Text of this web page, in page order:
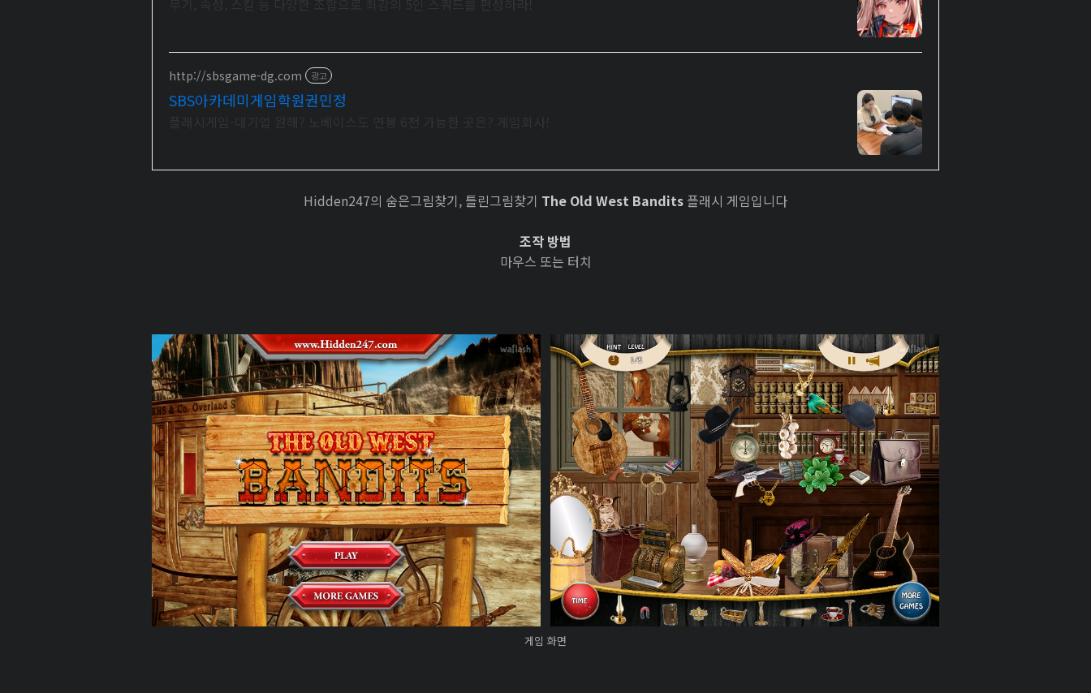
http://sbsgame-dg.com 광고
SBS아카데미게임학원권민정
Hidden247의 숨은그림찾기, 틀린그림찾기 The Old West Bandits 플래시 게임입니다
조작 방법
마우스 또는 터치
게임 화면